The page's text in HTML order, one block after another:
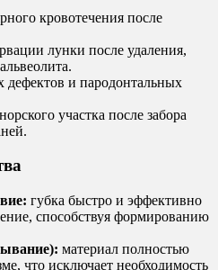
кровотечения после
лунки после удаления,
дефектов и пародонтальных
участка после забора
губка быстро и эффективно
способствуя формированию
материал полностью
что исключает необходимость